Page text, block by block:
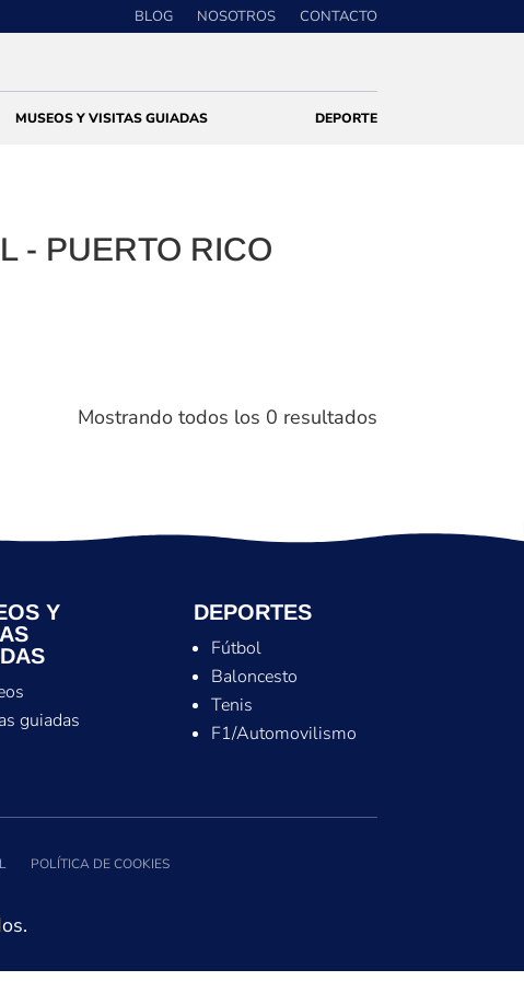
BLOG NOSOTROS CONTACTO
MUSEOS Y VISITAS GUIADAS DEPORTE
- PUERTO RICO
Mostrando todos los 0 resultados
Y
guiadas
DEPORTES
Fútbol
Baloncesto
Tenis
F1/Automovilismo
POLÍTICA DE COOKIES